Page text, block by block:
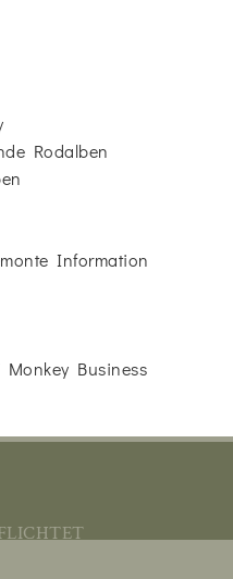
Rodalben
Information
Business